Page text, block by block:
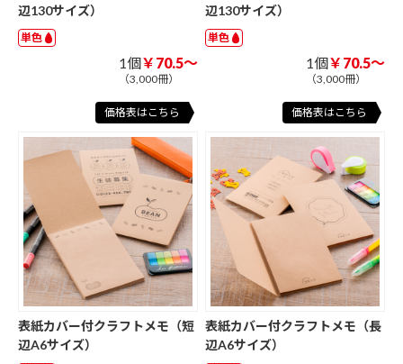
辺130サイズ）
単色
1個￥70.5～
（3,000冊）
価格表はこちら
辺130サイズ）
単色
1個￥70.5～
（3,000冊）
価格表はこちら
表紙カバー付クラフトメモ（短
辺A6サイズ）
表紙カバー付クラフトメモ（長
辺A6サイズ）